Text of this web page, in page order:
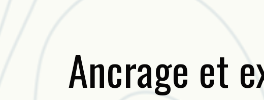
Ancrage et